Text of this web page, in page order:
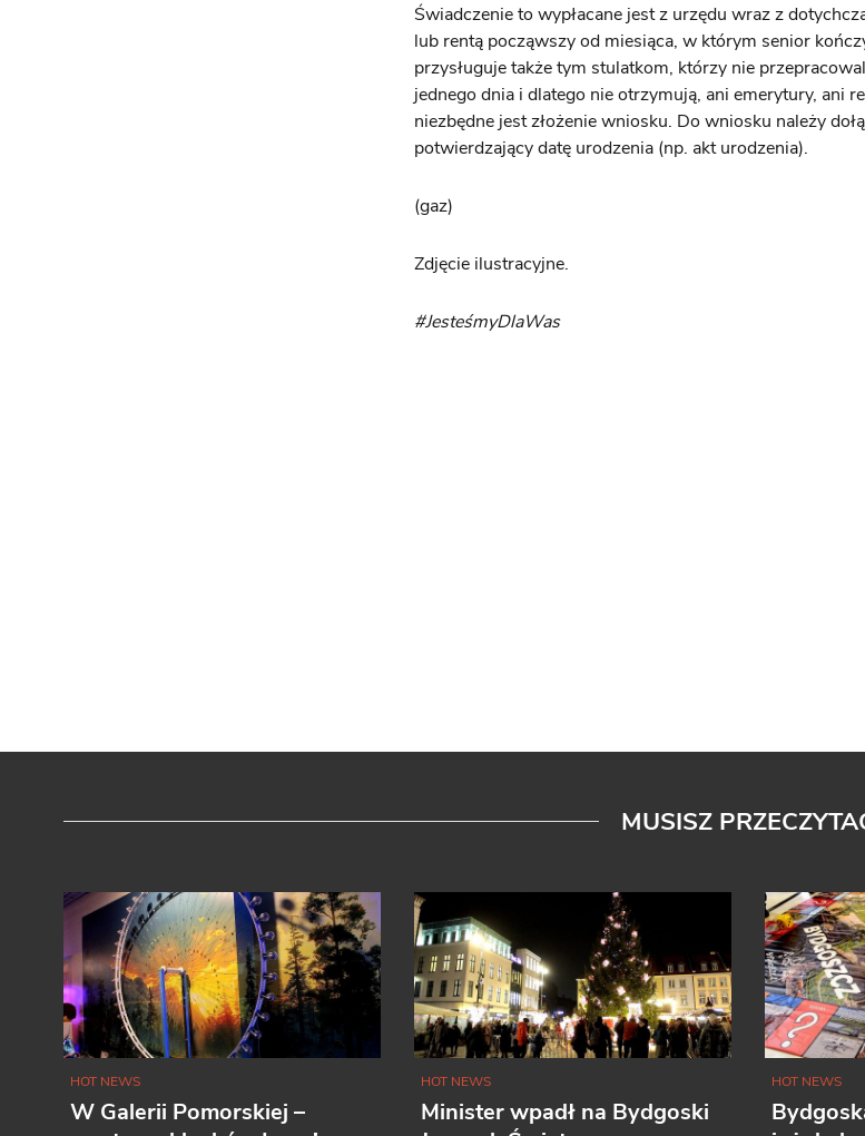
Świadczenie to wypłacane jest z urzędu wraz z
lub rentą począwszy od miesiąca, w którym senior
przysługuje także tym stulatkom, którzy nie
jednego dnia i dlatego nie otrzymują, ani emerytury, ani
niezbędne jest złożenie wniosku. Do wniosku należy
potwierdzający datę urodzenia (np. akt urodzenia).
(gaz)
Zdjęcie ilustracyjne.
#JesteśmyDlaWas
MUSISZ
HOT NEWS
W Galerii Pomorskiej –
HOT NEWS
Minister wpadł na Bydgoski
HOT NEWS